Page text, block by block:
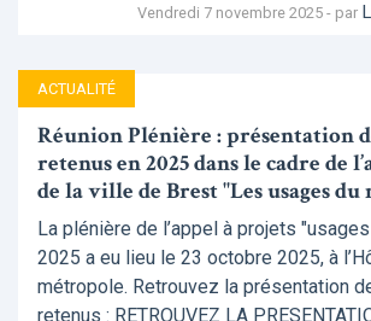
Vendredi 7 novembre 2025 - par
ACTUALITÉ
Réunion Plénière : présentation
retenus en 2025 dans le cadre de
de la ville de Brest "Les usages
La plénière de l’appel à projets
2025 a eu lieu le 23 octobre 2025, à
métropole. Retrouvez la présentation
retenus : RETROUVEZ LA